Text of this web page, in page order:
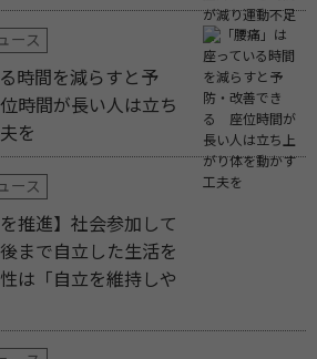
ース
時間を減らすと予
時間が長い人は立ち
を
ース
推進】社会参加して
まで自立した生活を
は「自立を維持しや